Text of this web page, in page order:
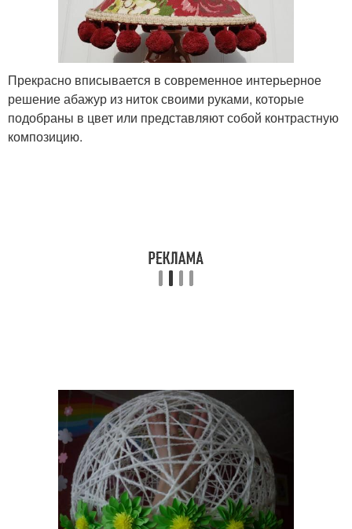
Прекрасно вписывается в современное интерьерное
решение абажур из ниток своими руками, которые
подобраны в цвет или представляют собой контрастную
композицию.